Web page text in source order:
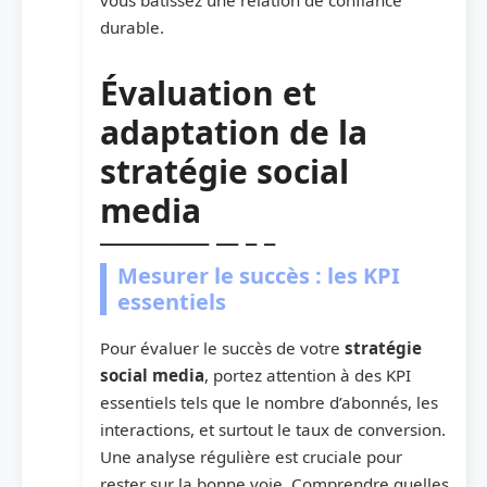
durable.
Évaluation et
adaptation de la
stratégie social
media
Mesurer le succès : les KPI
essentiels
Pour évaluer le succès de votre stratégie
social media, portez attention à des KPI
essentiels tels que le nombre d’abonnés, les
interactions, et surtout le taux de conversion.
Une analyse régulière est cruciale pour